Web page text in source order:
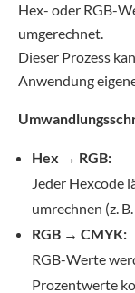
Hex- oder RGB-
umgerechnet.
Dieser Prozess
Anwendung
Hex → RGB:
Jeder Hexcode
umrechnen (z.
RGB → CMYK:
RGB-Werte
Prozentwerte